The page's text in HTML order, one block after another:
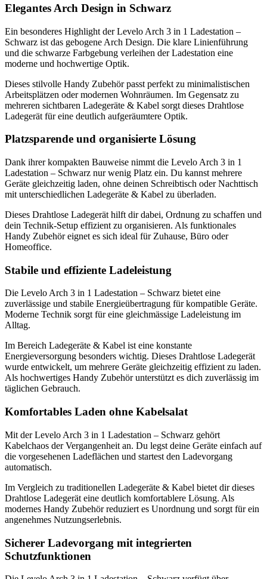
Elegantes Arch Design in Schwarz
Ein besonderes Highlight der Levelo Arch 3 in 1 Ladestation –
Schwarz ist das gebogene Arch Design. Die klare Linienführung
und die schwarze Farbgebung verleihen der Ladestation eine
moderne und hochwertige Optik.
Dieses stilvolle Handy Zubehör passt perfekt zu minimalistischen
Arbeitsplätzen oder modernen Wohnräumen. Im Gegensatz zu
mehreren sichtbaren Ladegeräte & Kabel sorgt dieses Drahtlose
Ladegerät für eine deutlich aufgeräumtere Optik.
Platzsparende und organisierte Lösung
Dank ihrer kompakten Bauweise nimmt die Levelo Arch 3 in 1
Ladestation – Schwarz nur wenig Platz ein. Du kannst mehrere
Geräte gleichzeitig laden, ohne deinen Schreibtisch oder Nachttisch
mit unterschiedlichen Ladegeräte & Kabel zu überladen.
Dieses Drahtlose Ladegerät hilft dir dabei, Ordnung zu schaffen und
dein Technik-Setup effizient zu organisieren. Als funktionales
Handy Zubehör eignet es sich ideal für Zuhause, Büro oder
Homeoffice.
Stabile und effiziente Ladeleistung
Die Levelo Arch 3 in 1 Ladestation – Schwarz bietet eine
zuverlässige und stabile Energieübertragung für kompatible Geräte.
Moderne Technik sorgt für eine gleichmässige Ladeleistung im
Alltag.
Im Bereich Ladegeräte & Kabel ist eine konstante
Energieversorgung besonders wichtig. Dieses Drahtlose Ladegerät
wurde entwickelt, um mehrere Geräte gleichzeitig effizient zu laden.
Als hochwertiges Handy Zubehör unterstützt es dich zuverlässig im
täglichen Gebrauch.
Komfortables Laden ohne Kabelsalat
Mit der Levelo Arch 3 in 1 Ladestation – Schwarz gehört
Kabelchaos der Vergangenheit an. Du legst deine Geräte einfach auf
die vorgesehenen Ladeflächen und startest den Ladevorgang
automatisch.
Im Vergleich zu traditionellen Ladegeräte & Kabel bietet dir dieses
Drahtlose Ladegerät eine deutlich komfortablere Lösung. Als
modernes Handy Zubehör reduziert es Unordnung und sorgt für ein
angenehmes Nutzungserlebnis.
Sicherer Ladevorgang mit integrierten
Schutzfunktionen